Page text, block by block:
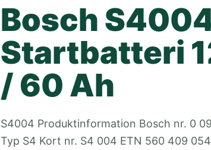
Bosch
Startbatteri
/ 60 Ah
S4004 Produktinformation Bosch nr. 0
Typ S4 Kort nr. S4 004 ETN 560 409